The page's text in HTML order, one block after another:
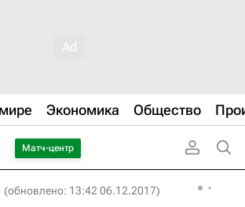
Экономика Общество
Матч-центр
(обновлено: 13:42 06.12.2017)